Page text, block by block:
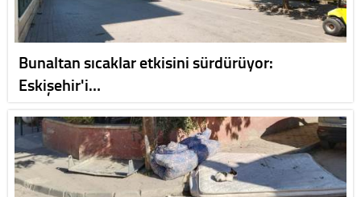
Bunaltan sıcaklar etkisini sürdürüyor:
Eskişehir'i…